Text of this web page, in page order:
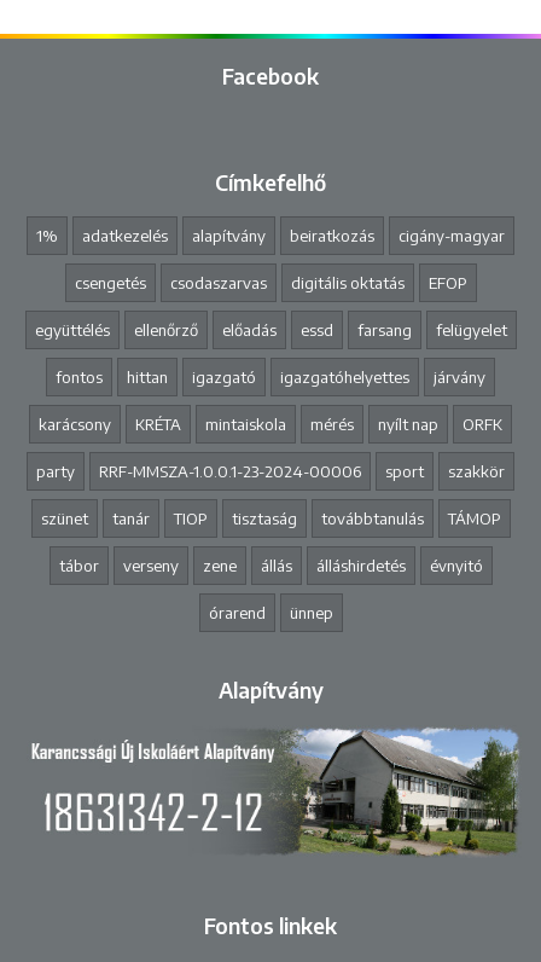
Facebook
Címkefelhő
1% adatkezelés alapítvány beiratkozás cigány-magyar
csengetés csodaszarvas digitális oktatás EFOP
együttélés ellenőrző előadás essd farsang felügyelet
fontos hittan igazgató igazgatóhelyettes járvány
karácsony KRÉTA mintaiskola mérés nyílt nap ORFK
party RRF-MMSZA-1.0.0.1-23-2024-00006 sport szakkör
szünet tanár TIOP tisztaság továbbtanulás TÁMOP
tábor verseny zene állás álláshirdetés évnyitó
órarend ünnep
Alapítvány
Fontos linkek